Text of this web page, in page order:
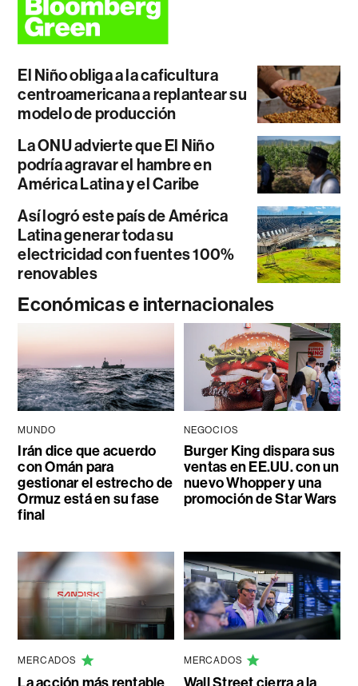
El Niño obliga a la caficultura
centroamericana a replantear su
modelo de producción
La ONU advierte que El Niño
podría agravar el hambre en
América Latina y el Caribe
Así logró este país de América
Latina generar toda su
electricidad con fuentes 100%
renovables
Económicas e internacionales
MUNDO
Irán dice que acuerdo
con Omán para
gestionar el estrecho de
Ormuz está en su fase
final
NEGOCIOS
Burger King dispara sus
ventas en EE.UU. con un
nuevo Whopper y una
promoción de Star Wars
MERCADOS MERCADOS